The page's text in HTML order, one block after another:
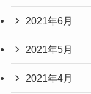
2021年6月
2021年5月
2021年4月